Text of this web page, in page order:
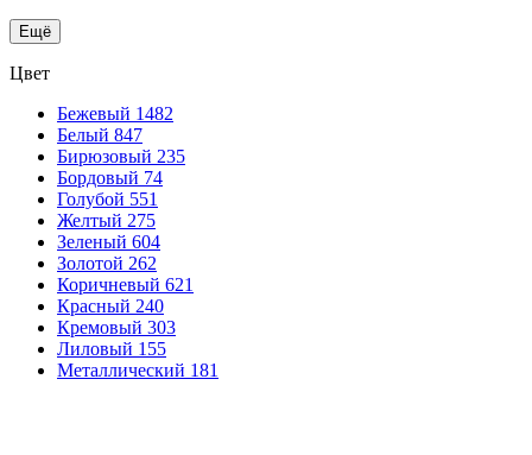
Ещё
Цвет
Бежевый 1482
Белый 847
Бирюзовый 235
Бордовый 74
Голубой 551
Желтый 275
Зеленый 604
Золотой 262
Коричневый 621
Красный 240
Кремовый 303
Лиловый 155
Металлический 181